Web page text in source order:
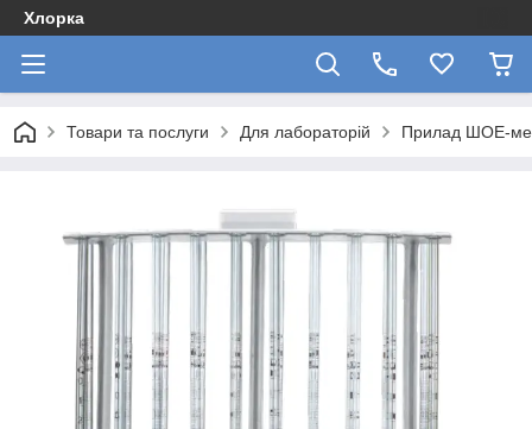
Хлорка
Товари та послуги Для лабораторій Прилад ШОЕ-